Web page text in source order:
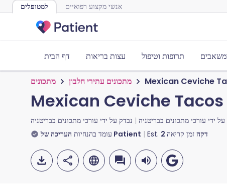
למטופלים אנשי מקצוע רפואיים
דף הבית עצות בריאות תרופות וטיפול
מתכונים מתכונים עתירי חלבון Mexican Ceviche
Mexican Ceviche Tacos
נבדק על ידי עורכי מתכונים בבריטניה ידי עורכי מתכונים בבריטניה
עומד בהנחיות העריכה של Patient Est. 2 דקה זמן קריאה